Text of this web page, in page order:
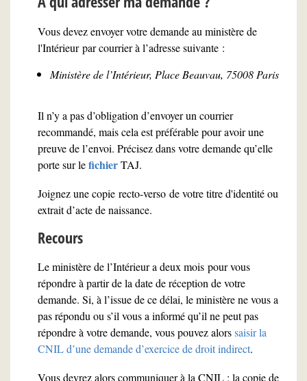
Vous devez envoyer votre demande au ministère de
l'Intérieur par courrier à l’adresse suivante :
Ministère de l’Intérieur, Place Beauvau, 75008 Paris
Il n’y a pas d’obligation d’envoyer un courrier
recommandé, mais cela est préférable pour avoir une
preuve de l’envoi. Précisez dans votre demande qu’elle
porte sur lefichierTAJ.
Joignez une copie recto-verso de votre titre d'identité ou
extrait d’acte de naissance.
Recours
Le ministère de l’Intérieur a deux mois pour vous
répondre à partir de la date de réception de votre
demande. Si, à l’issue de ce délai, le ministère ne vous a
pas répondu ou s’il vous a informé qu’il ne peut pas
répondre à votre demande, vous pouvez alorssaisir la
CNIL d’une demande d’exercice de droit indirect.
Vous devrez alors communiquer à la CNIL : la copie de